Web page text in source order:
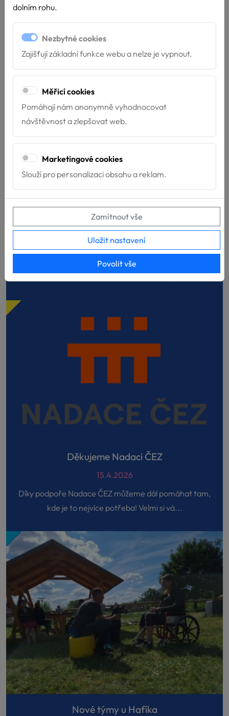
Další novinky
15. Hafíkův tábor 2026
8.8.2026
Město Zootropolis potřebovalo hrdiny a našlo je na
Děkujeme Nadaci ČEZ
15.4.2026
Díky podpoře Nadace ČEZ můžeme dál pomáhat tam,
kde je to nejvíce potřeba! Velmi si vá...
Nové týmy u Hafíka
dolním rohu.
Nezbytné cookies
Zajišťují základní funkce webu a nelze je vypnout.
Měřicí cookies
Pomáhají nám anonymně vyhodnocovat
návštěvnost a zlepšovat web.
Marketingové cookies
Slouží pro personalizaci obsahu a reklam.
Zamítnout vše
Uložit nastavení
Povolit vše